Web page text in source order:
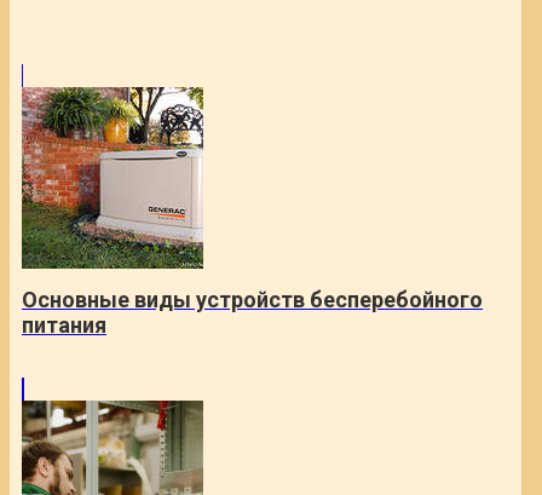
Основные виды устройств бесперебойного
питания